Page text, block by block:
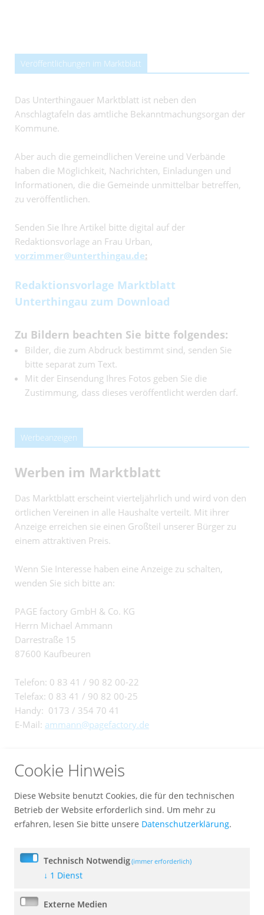
Veröffentlichungen im Marktblatt
Das Unterthingauer Marktblatt ist neben den
Anschlagtafeln das amtliche Bekanntmachungsorgan der
Kommune.
Aber auch die gemeindlichen Vereine und Verbände
haben die Möglichkeit, Nachrichten, Einladungen und
Informationen, die die Gemeinde unmittelbar betreffen,
zu veröffentlichen.
Senden Sie Ihre Artikel bitte digital auf der
Redaktionsvorlage an Frau Urban,
vorzimmer@unterthingau.de:
Redaktionsvorlage Marktblatt
Unterthingau zum Download
Zu Bildern beachten Sie bitte folgendes:
Bilder, die zum Abdruck bestimmt sind, senden Sie
bitte separat zum Text.
Mit der Einsendung Ihres Fotos geben Sie die
Zustimmung, dass dieses veröffentlicht werden darf.
Werbeanzeigen
Werben im Marktblatt
Das Marktblatt erscheint vierteljährlich und wird von den
örtlichen Vereinen in alle Haushalte verteilt. Mit ihrer
Anzeige erreichen sie einen Großteil unserer Bürger zu
einem attraktiven Preis.
Wenn Sie Interesse haben eine Anzeige zu schalten,
wenden Sie sich bitte an:
PAGE factory GmbH & Co. KG
Herrn Michael Ammann
Darrestraße 15
87600 Kaufbeuren
Telefon: 0 83 41 / 90 82 00-22
Telefax: 0 83 41 / 90 82 00-25
Handy: 0173 / 354 70 41
E-Mail: ammann@pagefactory.de
folgende Adresse ein:vorzimmer@unterthingau.de
Das gibt es Neues:
Bekanntmachung Bundeswehrübung
28. Juli 2026
Bekanntmachung Bundeswehrübung
Cookie Hinweis
Diese Website benutzt Cookies, die für den technischen
Betrieb der Website erforderlich sind. Um mehr zu
erfahren, lesen Sie bitte unsere Datenschutzerklärung.
Technisch Notwendig(immer erforderlich)
↓ 1 Dienst
Externe Medien